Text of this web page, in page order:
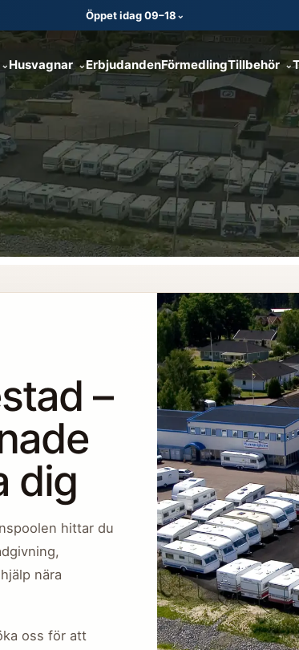
Öppet idag 09–18 ⌄
Husvagnar ErbjudandenFörmedlingTillbehör
–
dig
hittar du
nära
oss för att